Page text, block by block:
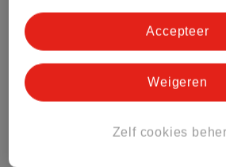
Nature Impact Score
Dit product heeft
Impact Score.
Zelf cookies
Weigeren
Accepteer